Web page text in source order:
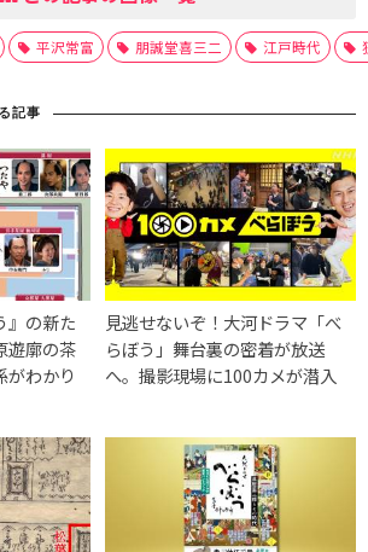
平沢常富 朋誠堂喜三二 江戸時代
記事
』の新た
遊廓の茶
がわかり
見逃せないぞ！大河ドラマ「べ
らぼう」舞台裏の密着が放送
へ。撮影現場に100カメが潜入